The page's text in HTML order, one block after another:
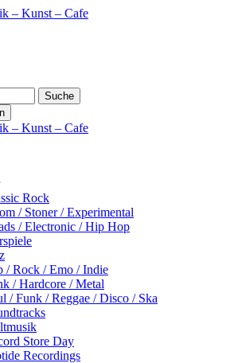
Rock
/ Stoner / Experimental
/ Electronic / Hip Hop
/ Rock / Emo / Indie
/ Hardcore / Metal
/ Funk / Reggae / Disco / Ska
Store Day
Recordings